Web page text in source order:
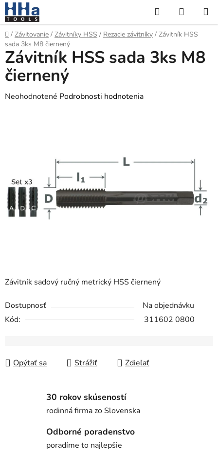
Prejsť
na
obsah
Hľadať
KOŠÍK
Domov
/ Závitovanie / Závitníky HSS / Rezacie závitníky / Závitník HSS
sada 3ks M8 čiernený
Závitník sadový ručný metrický HSS čiernený
Dostupnosť
Na objednávku
Kód:
311602 0800
Opýtať sa Strážiť Zdieľať
Závitník HSS sada 3ks M8
čiernený
Priemerné
hviezdičiek.
Neohodnotené Podrobnosti hodnotenia
30 rokov skúseností
rodinná firma zo Slovenska
Odborné poradenstvo
poradíme to najlepšie